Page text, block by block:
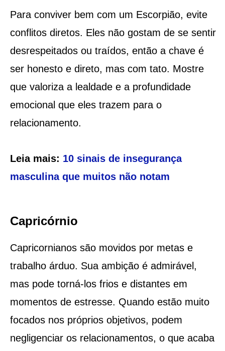
Para conviver bem com um Escorpião, evite
conflitos diretos. Eles não gostam de se sentir
desrespeitados ou traídos, então a chave é
ser honesto e direto, mas com tato. Mostre
que valoriza a lealdade e a profundidade
emocional que eles trazem para o
relacionamento.
Leia mais: 10 sinais de insegurança
masculina que muitos não notam
Capricórnio
Capricornianos são movidos por metas e
trabalho árduo. Sua ambição é admirável,
mas pode torná-los frios e distantes em
momentos de estresse. Quando estão muito
focados nos próprios objetivos, podem
negligenciar os relacionamentos, o que acaba